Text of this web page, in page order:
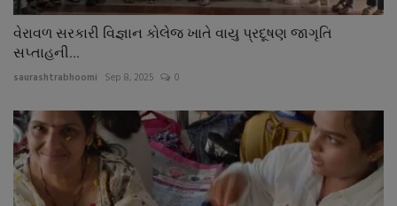
વેરાવળ સરકારી વિજ્ઞાન કોલેજ ખાતે વાયુ પ્રદૂષણ જાગૃતિ
સપ્તાહની...
saurashtrabhoomi Sep 8, 2025 0